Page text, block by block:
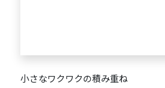
小さなワクワクの積み重ね